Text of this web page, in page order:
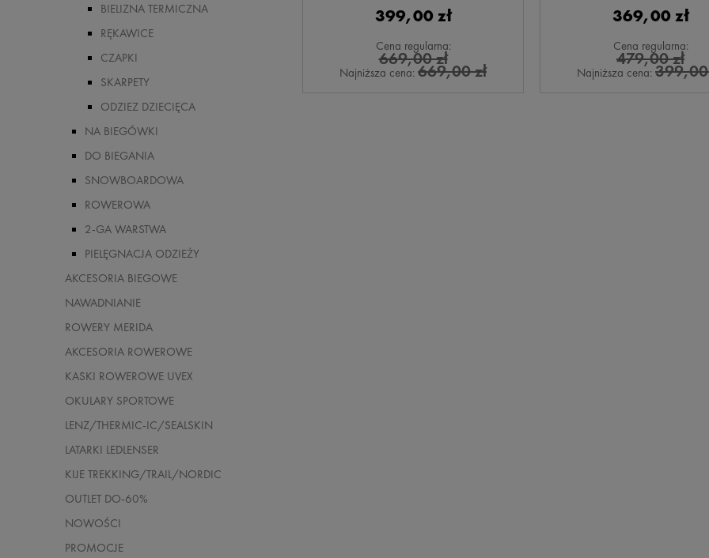
BIELIZNA TERMICZNA
RĘKAWICE
CZAPKI
SKARPETY
ODZIEZ DZIECIĘCA
NA BIEGÓWKI
DO BIEGANIA
SNOWBOARDOWA
ROWEROWA
2-GA WARSTWA
PIELĘGNACJA ODZIEŻY
AKCESORIA BIEGOWE
NAWADNIANIE
ROWERY MERIDA
AKCESORIA ROWEROWE
KASKI ROWEROWE UVEX
OKULARY SPORTOWE
LENZ/THERMIC-IC/SEALSKIN
LATARKI LEDLENSER
KIJE TREKKING/TRAIL/NORDIC
OUTLET DO-60%
NOWOŚCI
PROMOCJE
399,00 zł
Cena regularna:
669,00 zł
Najniższa cena: 669,00 zł
369,00 zł
Cena regularna:
479,00 zł
Najniższa cena: 399,00